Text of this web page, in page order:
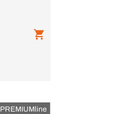
PREMIUMline